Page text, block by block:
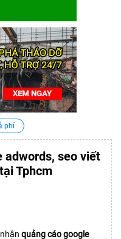
phí
adwords, seo viết
Tphcm
quảng cáo google